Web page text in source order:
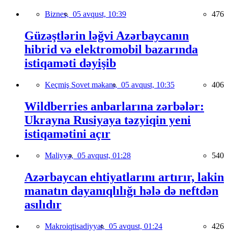
Biznes, 05 avqust, 10:39 476
Güzəştlərin ləğvi Azərbaycanın
hibrid və elektromobil bazarında
istiqaməti dəyişib
Keçmiş Sovet məkanı, 05 avqust, 10:35 406
Wildberries anbarlarına zərbələr:
Ukrayna Rusiyaya təzyiqin yeni
istiqamətini açır
Maliyyə, 05 avqust, 01:28 540
Azərbaycan ehtiyatlarını artırır, lakin
manatın dayanıqlılığı hələ də neftdən
asılıdır
Makroiqtisadiyyat, 05 avqust, 01:24 426